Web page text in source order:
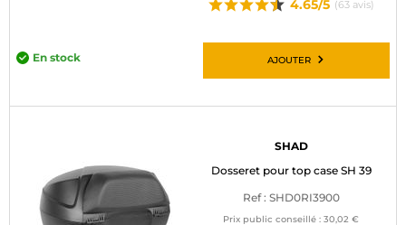
4.65/5 (63 avis)
En stock AJOUTER
SHAD
Dosseret pour top case SH 39
Ref : SHD0RI3900
Prix public conseillé : 30,02 €